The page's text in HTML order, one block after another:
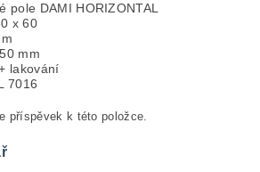
pole DAMI HORIZONTAL
x 60
mm
lakování
7016
příspěvek k této položce.